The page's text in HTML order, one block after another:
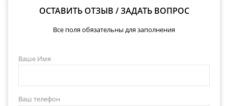
ОСТАВИТЬ ОТЗЫВ / ЗАДАТЬ ВОПРОС
Все поля обязательны для заполнения
Ваше Имя
Ваш телефон